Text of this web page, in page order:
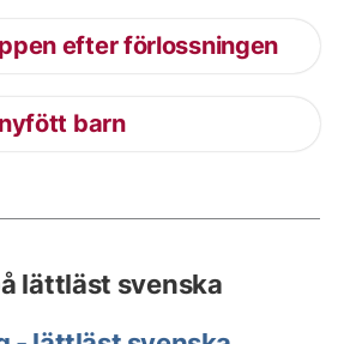
efter förlossningen
barn
lättläst svenska